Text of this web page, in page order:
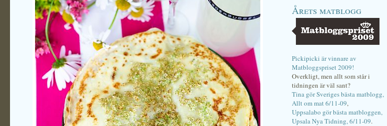
Årets matblogg
Pickipicki är vinnare av
Matbloggspriset 2009!
Overkligt, men allt som står i
tidningen är väl sant?
Tina gör Sveriges bästa matblogg,
Allt om mat 6/11-09,
Uppsalabo gör bästa matbloggen,
Upsala Nya Tidning, 6/11-09.